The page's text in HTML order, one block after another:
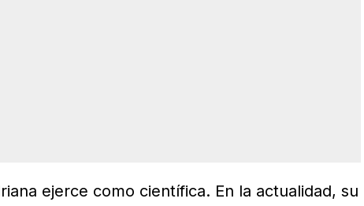
ejerce como científica. En la actualidad, su